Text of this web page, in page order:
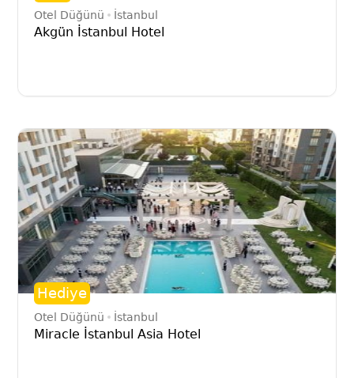
Otel Düğünü İstanbul
Akgün İstanbul Hotel
Hediye
Otel Düğünü İstanbul
Miracle İstanbul Asia Hotel